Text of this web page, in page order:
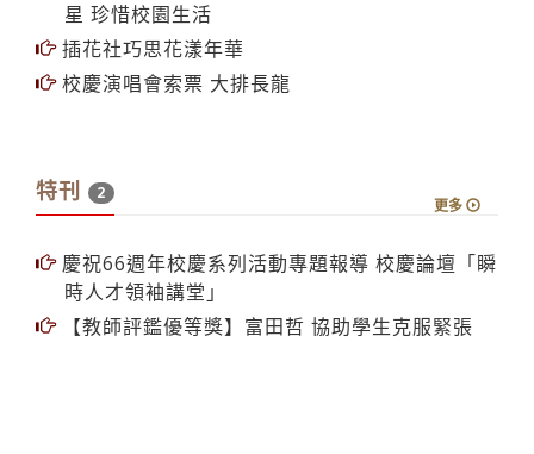
【校園話題人物】財金進學一吳育菱 昔日當紅童
星 珍惜校園生活
插花社巧思花漾年華
特刊
慶祝66週年校慶系列活動專題報導 校慶論壇「瞬
時人才領袖講堂」